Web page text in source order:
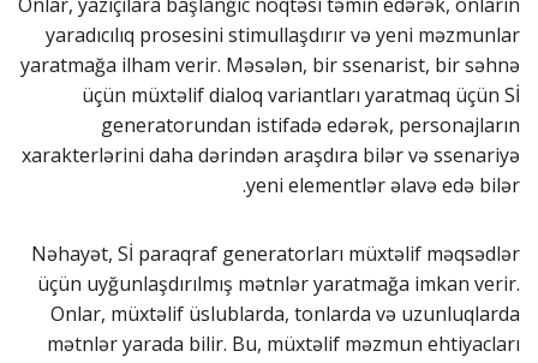
yaradıcılıq prosesini stimullaşdırır və yeni məzmunlar
yaratmağa ilham verir. Məsələn, bir ssenarist, bir səhnə
üçün müxtəlif dialoq variantları yaratmaq üçün Sİ
generatorundan istifadə edərək, personajların
xarakterlərini daha dərindən araşdıra bilər və ssenariyə
yeni elementlər əlavə edə bilər.
Nəhayət, Sİ paraqraf generatorları müxtəlif məqsədlər
üçün uyğunlaşdırılmış mətnlər yaratmağa imkan verir.
Onlar, müxtəlif üslublarda, tonlarda və uzunluqlarda
mətnlər yarada bilir. Bu, müxtəlif məzmun ehtiyacları